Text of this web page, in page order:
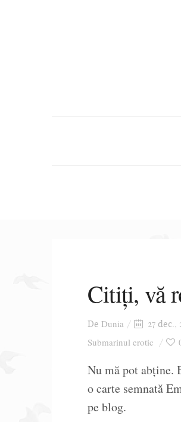
Citiți, vă
De Dunia 27 dec.,
Submarinul erotic
Nu mă pot abține.
o carte semnată
pe blog.